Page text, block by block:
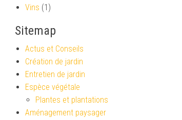
Vins (1)
Sitemap
Actus et Conseils
Création de jardin
Entretien de jardin
Espèce végétale
Plantes et plantations
Aménagement paysager